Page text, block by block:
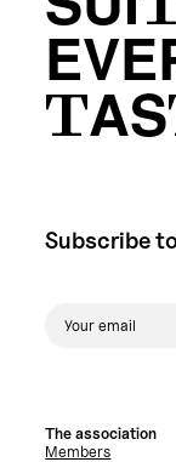
Subscribe
The association
Members